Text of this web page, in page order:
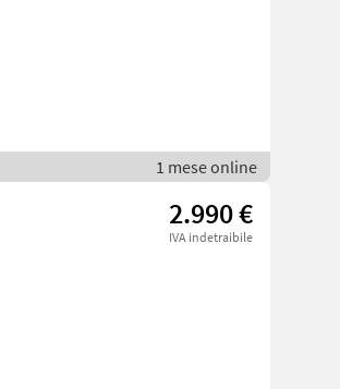
1 mese online
2.990 €
IVA indetraibile